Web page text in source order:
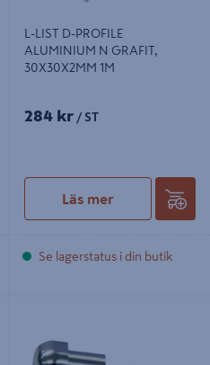
L-LIST D-PROFILE
ALUMINIUM N GRAFIT,
30X30X2MM 1M
284 kr / ST
Läs mer
Se lagerstatus i din butik